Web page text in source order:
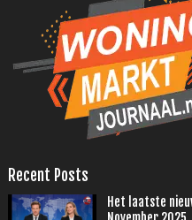
Recent Posts
Het laatste